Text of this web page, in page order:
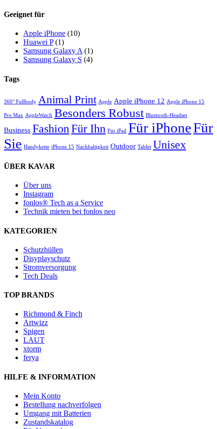
Geeignet für
Apple iPhone (10)
Huawei P (1)
Samsung Galaxy A (1)
Samsung Galaxy S (4)
Tags
360° Fullbody Animal Print Apple Apple iPhone 12 Apple iPhone 15
Pro Max AppleWatch Besonders Robust Bluetooth-Headset
Business FashionFür Ihn Für iPad Für iPhoneFür
Sie Handykette iPhone 15 Nachhaltigkeit Outdoor Tablet Unisex
ÜBER KAVAR
Über uns
Instagram
fonlos® Tech as a Service
Technik mieten bei fonlos neo
KATEGORIEN
Schutzhüllen
Disyplayschutz
Stromversorgung
Tech Deals
TOP BRANDS
Richmond & Finch
Artwizz
Spigen
LAUT
xtorm
ferya
HILFE & INFORMATION
Mein Konto
Bestellung nachverfolgen
Umgang mit Batterien
Zustandskatalog